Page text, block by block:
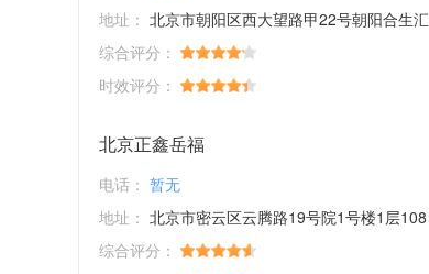
地址： 北京市朝阳区西大望路甲22号朝阳合生汇
综合评分：
时效评分：
北京正鑫岳福
电话： 暂无
地址： 北京市密云区云腾路19号院1号楼1层108
综合评分：